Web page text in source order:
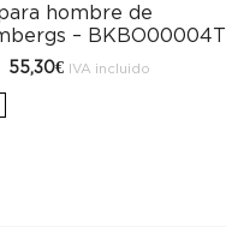
hombre de
– BKBO00004T
El55,30€ElIVA incluido